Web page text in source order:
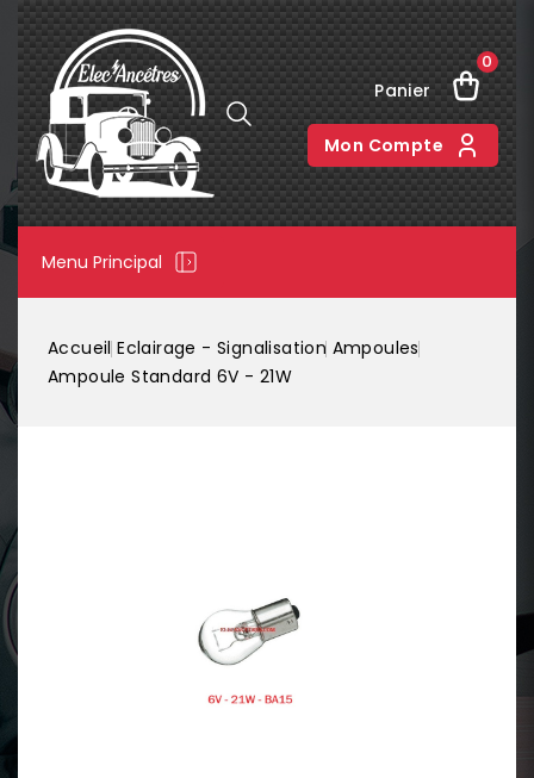
Panier
0
Mon Compte
Menu Principal
Accueil Eclairage - Signalisation Ampoules
Ampoule Standard 6V - 21W